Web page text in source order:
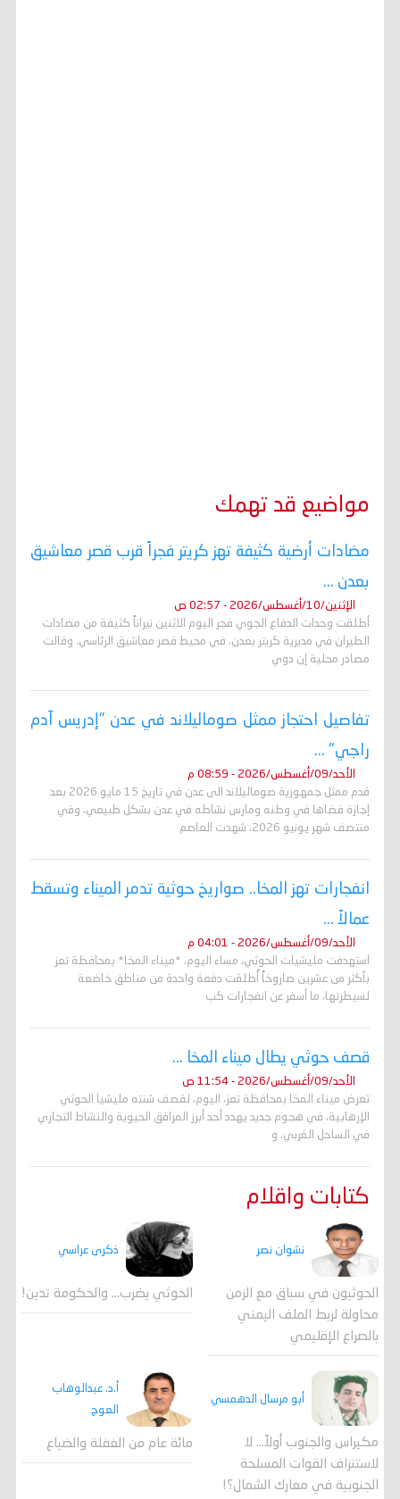
مواضيع قد تهمك
مضادات أرضية كثيفة تهز كريتر فجراً قرب قصر معاشيق
بعدن ...
الإثنين/10/أغسطس/2026 - 02:57 ص
أطلقت وحدات الدفاع الجوي فجر اليوم الاثنين نيراناً كثيفة من مضادات
الطيران في مديرية كريتر بعدن، في محيط قصر معاشيق الرئاسي. وقالت
مصادر محلية إن دوي
تفاصيل احتجاز ممثل صوماليلاند في عدن "إدريس آدم
راجي" ...
الأحد/09/أغسطس/2026 - 08:59 م
قدم ممثل جمهورية صوماليلاند الى عدن في تاريخ 15 مايو 2026 بعد
إجازة قضاها في وطنه ومارس نشاطه في عدن بشكل طبيعي، وفي
منتصف شهر يونيو 2026، شهدت العاصم
انفجارات تهز المخا.. صواريخ حوثية تدمر الميناء وتسقط
عمالاً ...
الأحد/09/أغسطس/2026 - 04:01 م
استهدفت مليشيات الحوثي، مساء اليوم، *ميناء المخا* بمحافظة تعز
بأكثر من عشرين صاروخاً أُطلقت دفعة واحدة من مناطق خاضعة
لسيطرتها، ما أسفر عن انفجارات كب
قصف حوثي يطال ميناء المخا ...
الأحد/09/أغسطس/2026 - 11:54 ص
تعرض ميناء المخا بمحافظة تعز، اليوم، لقصف شنته مليشيا الحوثي
الإرهابية، في هجوم جديد يهدد أحد أبرز المرافق الحيوية والنشاط التجاري
في الساحل الغربي. و
كتابات واقلام
نشوان نصر
الحوثيون في سباق مع الزمن
محاولة لربط الملف اليمني
بالصراع الإقليمي
ذكرى عراسي
الحوثي يضرب… والحكومة تدين!
أبو مرسال الدهمسي
مكيراس والجنوب أولاً... لا
لاستنزاف القوات المسلحة
الجنوبية في معارك الشمال؟!
أ.د. عبدالوهاب
العوج
مائة عام من الغفلة والضياع